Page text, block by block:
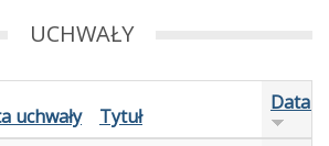
UCHWAŁY
uchwały Tytuł
Data